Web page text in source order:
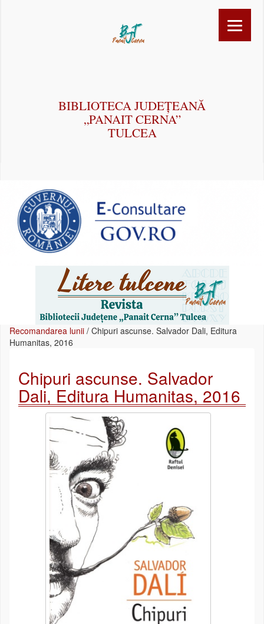
BIBLIOTECA JUDEȚEANĂ
„PANAIT CERNA”
TULCEA
Recomandarea lunii / Chipuri ascunse. Salvador Dali, Editura
Humanitas, 2016
Chipuri ascunse. Salvador
Dali, Editura Humanitas, 2016